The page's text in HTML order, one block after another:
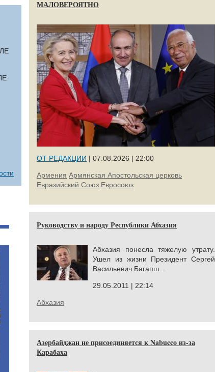
МАЛОВЕРОЯТНО
ОТ РЕДАКЦИИ | 07.08.2026 | 22:00
Армения Армянская Апостольская церковь
Евразийский Союз Евросоюз
Руководству и народу Республики Абхазия
Абхазия понесла тяжелую утрату.
Ушел из жизни Президент Сергей
Васильевич Багапш...
29.05.2011 | 22:14
Абхазия
Азербайджан не присоединяется к Nabucco из-за
Карабаха